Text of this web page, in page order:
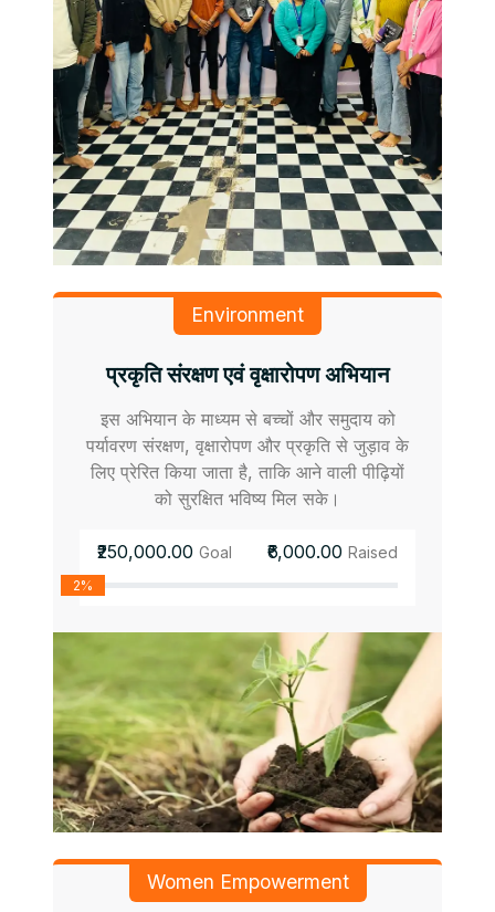
Environment
प्रकृति संरक्षण एवं वृक्षारोपण अभियान
इस अभियान के माध्यम से बच्चों और समुदाय को
पर्यावरण संरक्षण, वृक्षारोपण और प्रकृति से जुड़ाव के
लिए प्रेरित किया जाता है, ताकि आने वाली पीढ़ियों
को सुरक्षित भविष्य मिल सके।
₹250,000.00 Goal ₹6,000.00 Raised
2%
Women Empowerment